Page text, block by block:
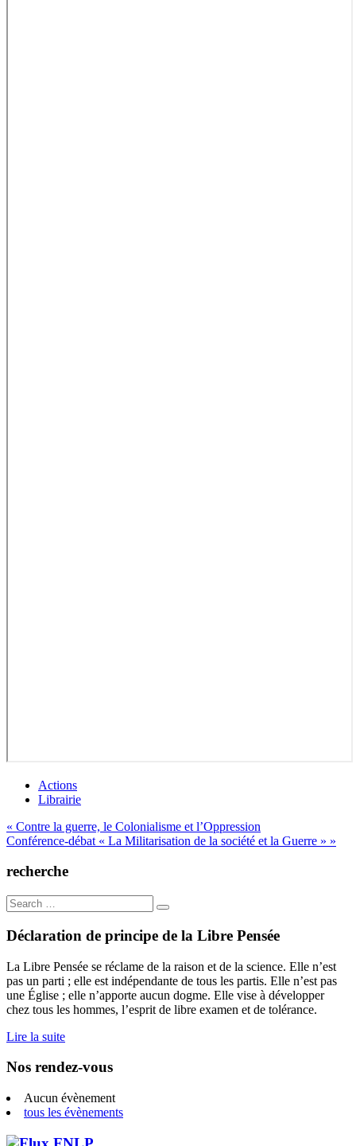
Actions
Librairie
Navigation
de
l’article
« Contre la guerre, le Colonialisme et l’Oppression
Conférence-débat « La Militarisation de la société et la Guerre » »
recherche
Search
for:
Déclaration de principe de la Libre Pensée
La Libre Pensée se réclame de la raison et de la science. Elle n’est
pas un parti ; elle est indépendante de tous les partis. Elle n’est pas
une Église ; elle n’apporte aucun dogme. Elle vise à développer
chez tous les hommes, l’esprit de libre examen et de tolérance.
Lire la suite
Nos rendez-vous
Aucun évènement
tous les évènements